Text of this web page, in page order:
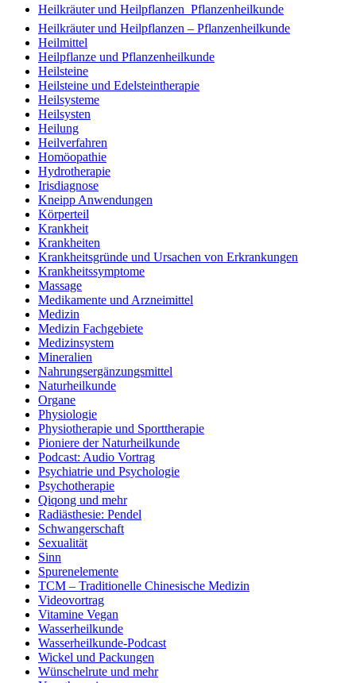
Heilkräuter und Heilpflanzen  Pflanzenheilkunde
Heilkräuter und Heilpflanzen – Pflanzenheilkunde
Heilmittel
Heilpflanze und Pflanzenheilkunde
Heilsteine
Heilsteine und Edelsteintherapie
Heilsysteme
Heilsysten
Heilung
Heilverfahren
Homöopathie
Hydrotherapie
Irisdiagnose
Kneipp Anwendungen
Körperteil
Krankheit
Krankheiten
Krankheitsgründe und Ursachen von Erkrankungen
Krankheitssymptome
Massage
Medikamente und Arzneimittel
Medizin
Medizin Fachgebiete
Medizinsystem
Mineralien
Nahrungsergänzungsmittel
Naturheilkunde
Organe
Physiologie
Physiotherapie und Sporttherapie
Pioniere der Naturheilkunde
Podcast: Audio Vortrag
Psychiatrie und Psychologie
Psychotherapie
Qiqong und mehr
Radiästhesie: Pendel
Schwangerschaft
Sexualität
Sinn
Spurenelemente
TCM – Traditionelle Chinesische Medizin
Videovortrag
Vitamine Vegan
Wasserheilkunde
Wasserheilkunde-Podcast
Wickel und Packungen
Wünschelrute und mehr